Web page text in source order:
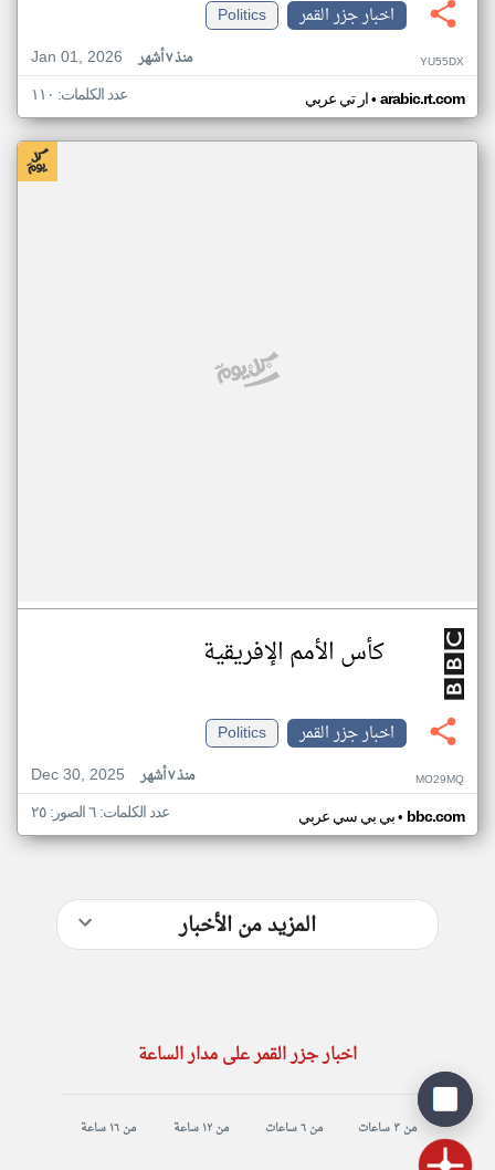
اخبار جزر القمر
Politics
Jan 01, 2026
منذ ٧ أشهر YU55DX
ار تي عربي• arabic.rt.com عدد الكلمات: ١١٠
كأس الأمم الإفريقية
اخبار جزر القمر
Politics
Dec 30, 2025
منذ ٧ أشهر MO29MQ
بي بي سي عربي• bbc.com عدد الكلمات: ٦ الصور: ٢٥
المزيد من الأخبار
اخبار جزر القمر على مدار الساعة
من ٣ ساعات من ٦ ساعات من ١٢ ساعة من ١٦ ساعة